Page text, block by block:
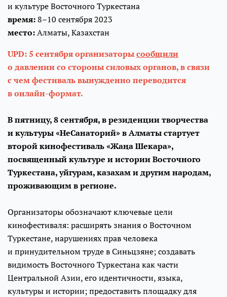
и культуре Восточного Туркестана
время:8–10 сентября 2023
место:Алматы, Казахстан
UPD: 5 сентября организаторысообщили
о давлении со стороны силовых органов, в связи
с чем фестиваль вынужденно переводится
в онлайн-формат.
В пятницу, 8 сентября, в резиденции творчества
и культуры «НеСанаторий» в Алматы стартует
второй кинофестиваль «Жаңа Шекара»,
посвященный культуре и истории Восточного
Туркестана, уйгурам, казахам и другим народам,
проживающим в регионе.
Организаторы обозначают ключевые цели
кинофестиваля: расширять знания о Восточном
Туркестане, нарушениях прав человека
и принудительном труде в Синьцзяне; создавать
видимость Восточного Туркестана как части
Центральной Азии, его идентичности, языка,
культуры и истории; предоставить площадку для